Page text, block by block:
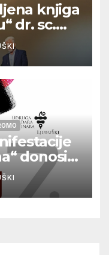
knjiga
dr. sc.
donosi
i